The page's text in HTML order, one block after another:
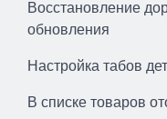
Восстановление
обновления
Настройка табов
В списке товаров